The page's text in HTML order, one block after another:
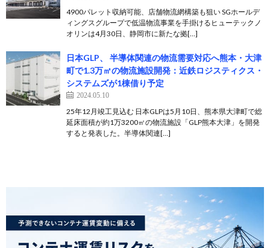
4900パレット収納可能、店舗物流網構築も狙い SGホールデ
ィングスグループで低温物流事業を手掛けるヒューテックノ
オリンは4月30日、静岡市に新たな拠[…]
日本GLP、 半導体関連の物流需要対応へ熊本・大津
町で1.3万㎡の物流施設開発：近鉄ロジスティクス・
システムズが1棟借り予定
2024.05.10
25年12月竣工見込む 日本GLPは5月10日、熊本県大津町で総
延床面積が約1万3200㎡の物流施設「GLP熊本大津」を開発
すると発表した。半導体関連[…]